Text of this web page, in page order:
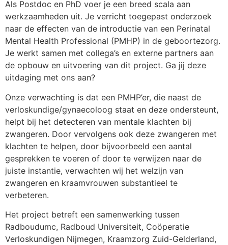
Als Postdoc en PhD voer je een breed scala aan
werkzaamheden uit. Je verricht toegepast onderzoek
naar de effecten van de introductie van een Perinatal
Mental Health Professional (PMHP) in de geboortezorg.
Je werkt samen met collega’s en externe partners aan
de opbouw en uitvoering van dit project. Ga jij deze
uitdaging met ons aan?
Onze verwachting is dat een PMHP’er, die naast de
verloskundige/gynaecoloog staat en deze ondersteunt,
helpt bij het detecteren van mentale klachten bij
zwangeren. Door vervolgens ook deze zwangeren met
klachten te helpen, door bijvoorbeeld een aantal
gesprekken te voeren of door te verwijzen naar de
juiste instantie, verwachten wij het welzijn van
zwangeren en kraamvrouwen substantieel te
verbeteren.
Het project betreft een samenwerking tussen
Radboudumc, Radboud Universiteit, Coöperatie
Verloskundigen Nijmegen, Kraamzorg Zuid-Gelderland,